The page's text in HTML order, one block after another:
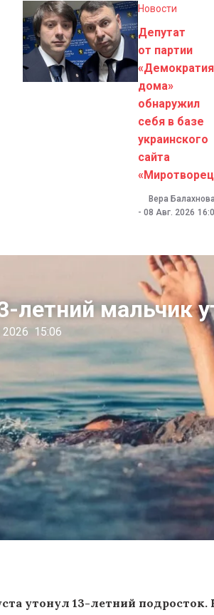
Новости
Депутат
от партии
«Демократия
дома»
обнаружил
себя в базе
украинского
сайта
Вера
- 08 Авг. 2026
летний мальчик
2026 15:06
утонул 13-летний